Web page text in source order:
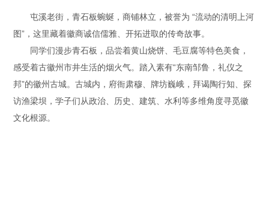
屯溪老街，青石板蜿蜒，商铺林立，被誉为 “流动的清明上河
图”，这里藏着徽商诚信儒雅、开拓进取的传奇故事。
同学们漫步青石板，品尝着黄山烧饼、毛豆腐等特色美食，
感受着古徽州市井生活的烟火气。踏入素有“东南邹鲁，礼仪之
邦”的徽州古城。古城内，府衙肃穆、牌坊巍峨，拜谒陶行知、探
访渔梁坝，学子们从政治、历史、建筑、水利等多维角度寻觅徽
文化根源。